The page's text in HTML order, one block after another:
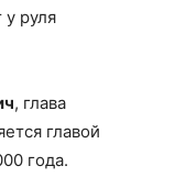
у руля
, глава
главой
года.